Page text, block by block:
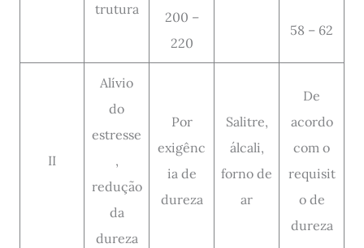
trutura
200 –
220
58 – 62
II
Alívio
do
estresse
,
redução
da
dureza
Por
exigênc
ia de
dureza
Salitre,
álcali,
forno de
ar
De
acordo
com o
requisit
o de
dureza